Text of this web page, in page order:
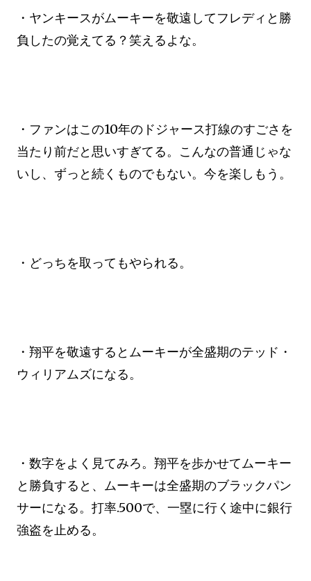
・ヤンキースがムーキーを敬遠してフレディと勝
負したの覚えてる？笑えるよな。
・ファンはこの10年のドジャース打線のすごさを
当たり前だと思いすぎてる。こんなの普通じゃな
いし、ずっと続くものでもない。今を楽しもう。
・どっちを取ってもやられる。
・翔平を敬遠するとムーキーが全盛期のテッド・
ウィリアムズになる。
・数字をよく見てみろ。翔平を歩かせてムーキー
と勝負すると、ムーキーは全盛期のブラックパン
サーになる。打率.500で、一塁に行く途中に銀行
強盗を止める。